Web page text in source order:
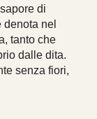
di
nel
tanto che
dalle dita.
senza fiori,